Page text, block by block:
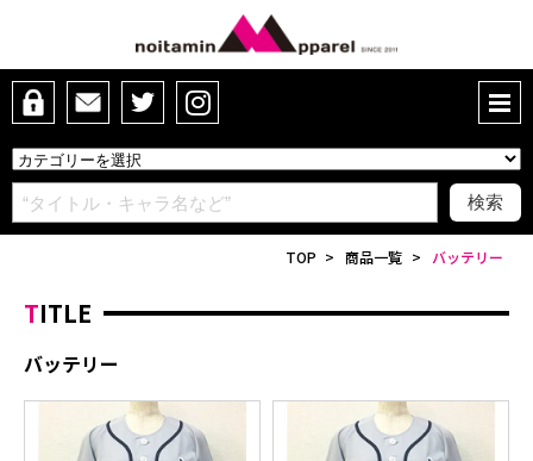
TOP > 商品一覧 > バッテリー
TITLE
バッテリー